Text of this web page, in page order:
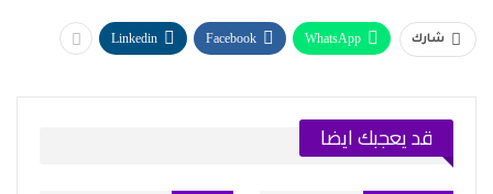
شارك WhatsApp
Facebook
Linkedin
قد يعجبك ايضا